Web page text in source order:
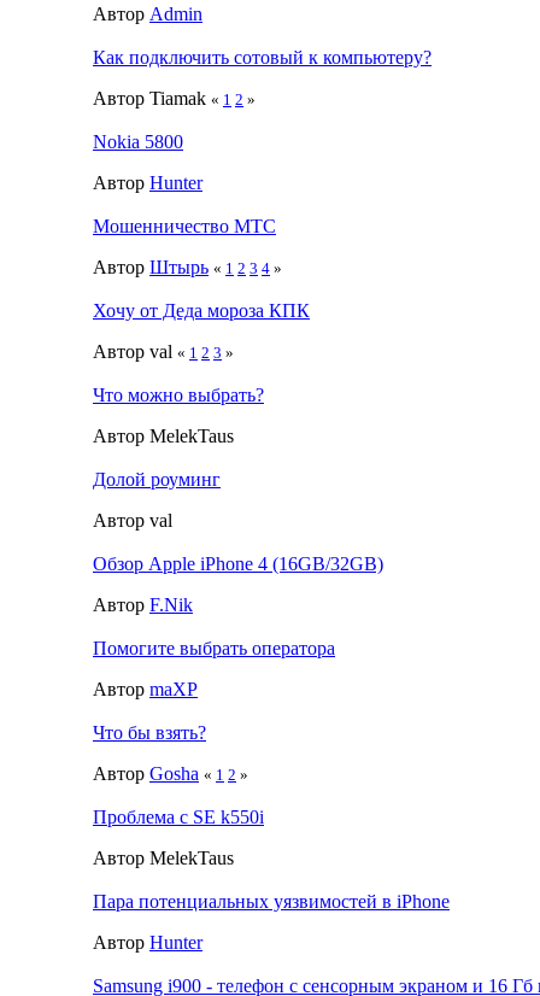
Автор Admin
Как подключить сотовый к компьютеру?
Автор Tiamak « 1 2 »
Nokia 5800
Автор Hunter
Мошенничество МТС
Автор Штырь « 1 2 3 4 »
Хочу от Деда мороза КПК
Автор val « 1 2 3 »
Что можно выбрать?
Автор MelekTaus
Долой роуминг
Автор val
Обзор Apple iPhone 4 (16GB/32GB)
Автор F.Nik
Помогите выбрать оператора
Автор maXP
Что бы взять?
Автор Gosha « 1 2 »
Проблема с SE k550i
Автор MelekTaus
Пара потенциальных уязвимостей в iPhone
Автор Hunter
Samsung i900 - телефон с сенсорным экраном и 16 Гб